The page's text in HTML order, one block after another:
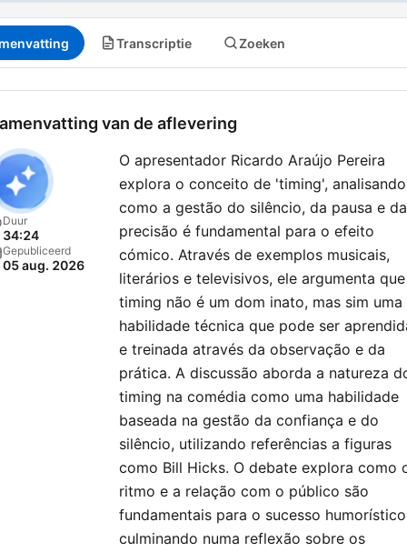
Transcriptie Zoeken
van de aflevering
Duur
34:24
Gepubliceerd
05 aug. 2026
O apresentador Ricardo Araújo Pereira
explora o conceito de 'timing', analisando
como a gestão do silêncio, da pausa e da
precisão é fundamental para o efeito
cómico. Através de exemplos musicais,
literários e televisivos, ele argumenta
timing não é um dom inato, mas sim uma
habilidade técnica que pode ser
e treinada através da observação e da
prática. A discussão aborda a natureza
timing na comédia como uma habilidade
baseada na gestão da confiança e do
silêncio, utilizando referências a figuras
como Bill Hicks. O debate explora como
ritmo e a relação com o público são
fundamentais para o sucesso
culminando numa reflexão sobre os